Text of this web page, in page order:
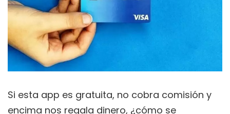
Si esta app es gratuita, no cobra comisión y
encima nos regala dinero, ¿cómo se